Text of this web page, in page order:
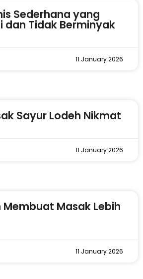
Sederhana yang
dan Tidak Berminyak
11 January 2026
Sayur Lodeh Nikmat
11 January 2026
Membuat Masak Lebih
11 January 2026